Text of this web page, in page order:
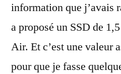
information que j’avais
a proposé un SSD de
Air. Et c’est une valeur
pour que je fasse